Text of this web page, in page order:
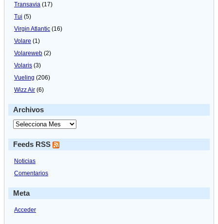
Transavia (17)
Tui (5)
Virgin Atlantic (16)
Volare (1)
Volareweb (2)
Volaris (3)
Vueling (206)
Wizz Air (6)
Archivos
Feeds RSS
Noticias
Comentarios
Meta
Acceder